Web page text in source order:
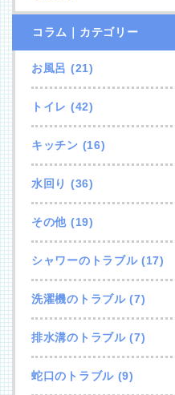
コラム｜カテゴリー
お風呂 (21)
トイレ (42)
キッチン (16)
水回り (36)
その他 (19)
シャワーのトラブル(17)
洗濯機のトラブル(7)
排水溝のトラブル(7)
蛇口のトラブル(9)